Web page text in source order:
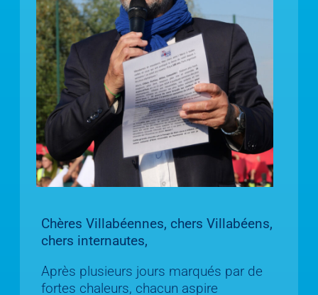
Chères Villabéennes, chers Villabéens,
chers internautes,
Après plusieurs jours marqués par de
fortes chaleurs, chacun aspire